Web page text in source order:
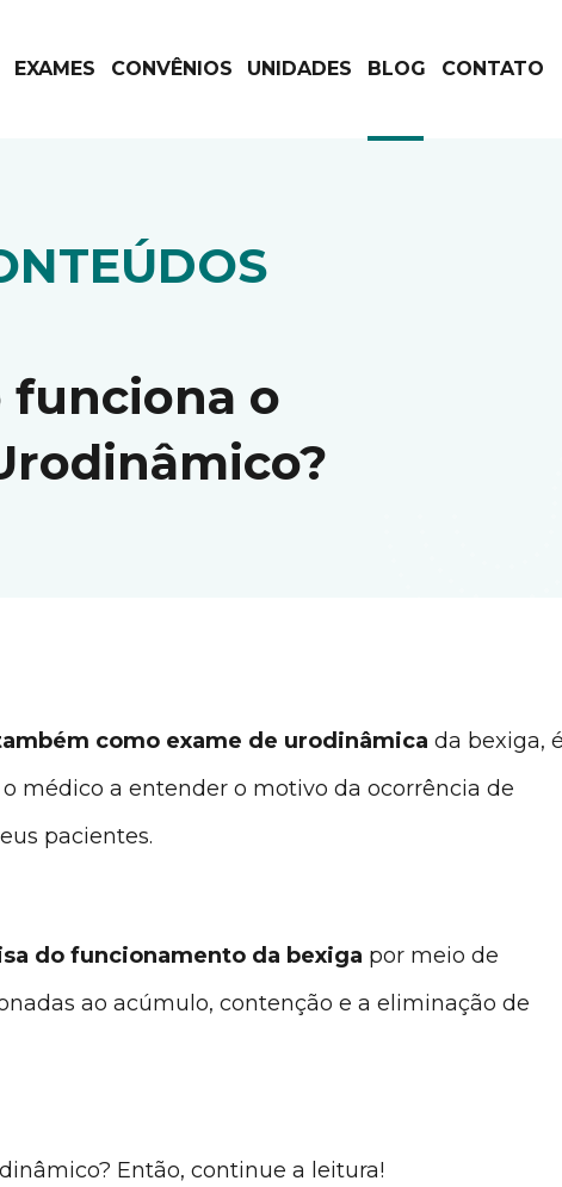
EXAMES CONVÊNIOS UNIDADES BLOG CONTATO
funciona o
como exame de urodinâmica da bexiga,
médico a entender o motivo da ocorrência de
pacientes.
do funcionamento da bexiga por meio de
ao acúmulo, contenção e a eliminação de
Então, continue a leitura!